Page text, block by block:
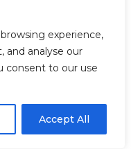
experience,
and analyse our
consent to our use
Accept All
15 000€
Tout ou